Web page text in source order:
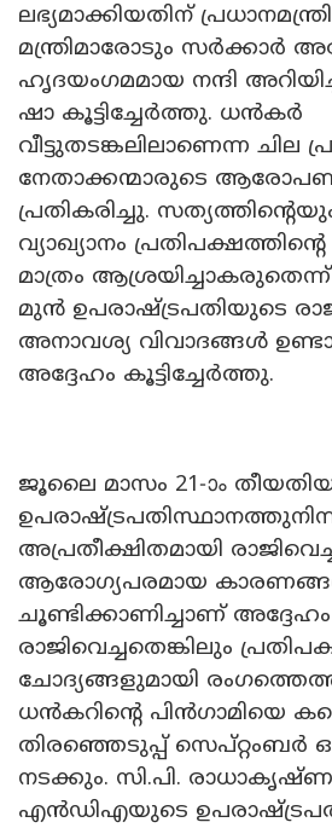
ലഭ്യമാക്കിയതിന്
മന്ത്രിമാരോടും സർക്കാർ
ഹൃദയംഗമമായ നന്ദി
ഷാ കൂട്ടിച്ചേർത്തു. ധൻകർ
വീട്ടുതടങ്കലിലാണെന്ന ചില
നേതാക്കന്മാരുടെ
പ്രതികരിച്ചു.
വ്യാഖ്യാനം
മാത്രം
മുൻ ഉപരാഷ്ട്രപതിയുടെ
അനാവശ്യ വിവാദങ്ങൾ
അദ്ദേഹം കൂട്ടിച്ചേർത്തു.
ജൂലൈ മാസം 21-ാം
അപ്രതീക്ഷിതമായി
ആരോഗ്യപരമായ
ചൂണ്ടിക്കാണിച്ചാണ് അദ്ദേഹം
രാജിവെച്ചതെങ്കിലും
ചോദ്യങ്ങളുമായി
ധൻകറിന്റെ പിൻഗാമിയെ
തിരഞ്ഞെടുപ്പ് സെപ്റ്റംബർ
നടക്കും. സി.പി.
എൻഡിഎയുടെ